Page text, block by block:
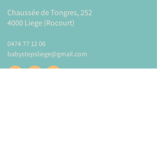
Chaussée de Tongres, 252
4000 Liege (Rocourt)
0474 77 12 06
babystepsliege@gmail.com